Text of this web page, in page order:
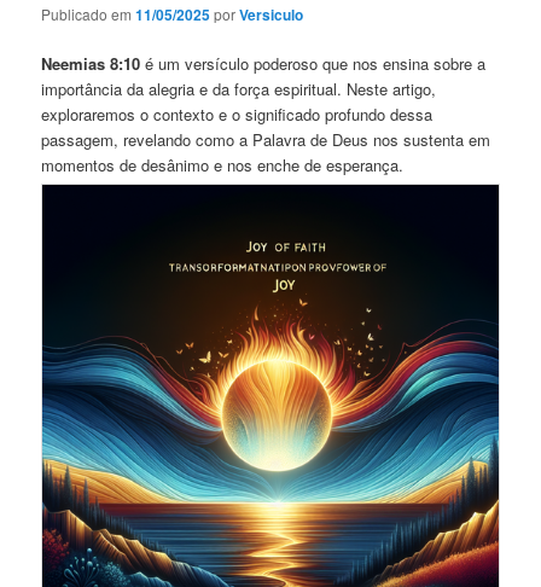
Publicado em11/05/2025porVersiculo
Neemias 8:10 é um versículo poderoso que nos ensina sobre a
importância da alegria e da força espiritual. Neste artigo,
exploraremos o contexto e o significado profundo dessa
passagem, revelando como a Palavra de Deus nos sustenta em
momentos de desânimo e nos enche de esperança.